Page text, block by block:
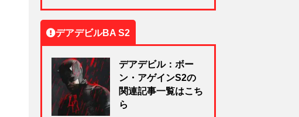
デアデビルBA S2
デアデビル：ボー
ン・アゲインS2の
関連記事一覧はこち
ら